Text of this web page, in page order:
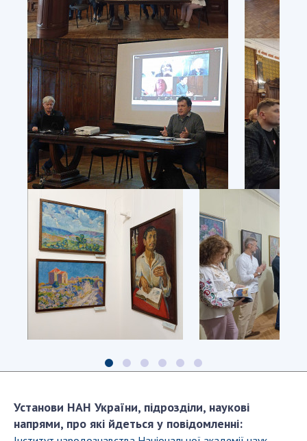
Установи НАН України, підрозділи, наукові
напрями, про які йдеться у повідомленні: